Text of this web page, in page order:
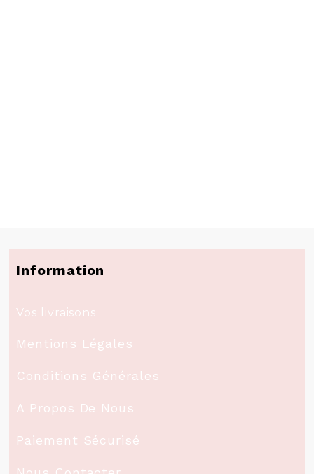
Information
Vos livraisons
Mentions Légales
Conditions Générales
A Propos De Nous
Paiement Sécurisé